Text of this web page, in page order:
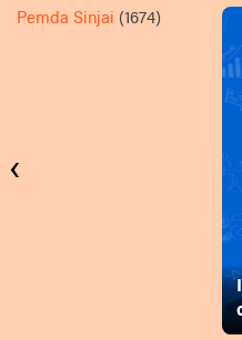
Pemda Sinjai (1674)
‹